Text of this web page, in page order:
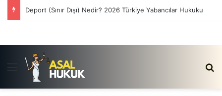
Satış Vaadi Sözleşmesi İptali Nedir?
Menü